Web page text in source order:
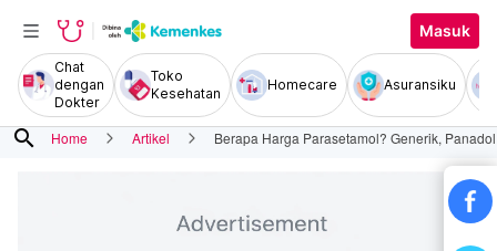
Masuk
Chat
dengan
Dokter
Toko
Kesehatan
Homecare Asuransiku
search Home Artikel Berapa Harga Parasetamol? Generik,